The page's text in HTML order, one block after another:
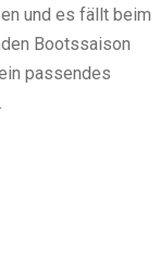
und es fällt beim
Bootssaison
passendes